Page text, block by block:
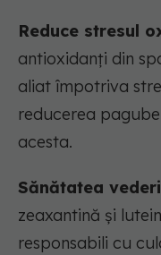
Reduce stresul
antioxidanți din
aliat împotriva
reducerea
acesta.
Sănătatea
zeaxantină și
responsabili cu